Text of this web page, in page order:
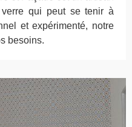
qui peut se tenir à
et expérimenté, notre
besoins.